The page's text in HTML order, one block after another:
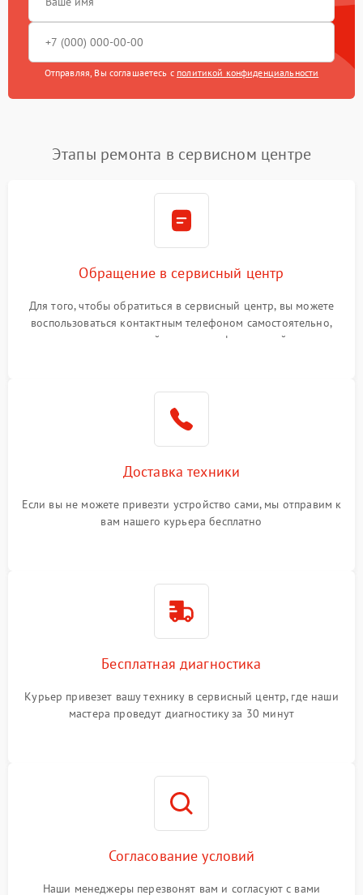
Отправляя, Вы соглашаетесь с политикой конфиденциальности
Этапы ремонта в сервисном центре
Обращение в сервисный центр
Для того, чтобы обратиться в сервисный центр, вы можете
воспользоваться контактным телефоном самостоятельно,
или оставить свой номер телефона на сайте
Доставка техники
Если вы не можете привезти устройство сами, мы отправим к
вам нашего курьера бесплатно
Бесплатная диагностика
Курьер привезет вашу технику в сервисный центр, где наши
мастера проведут диагностику за 30 минут
Согласование условий
Наши менеджеры перезвонят вам и согласуют с вами